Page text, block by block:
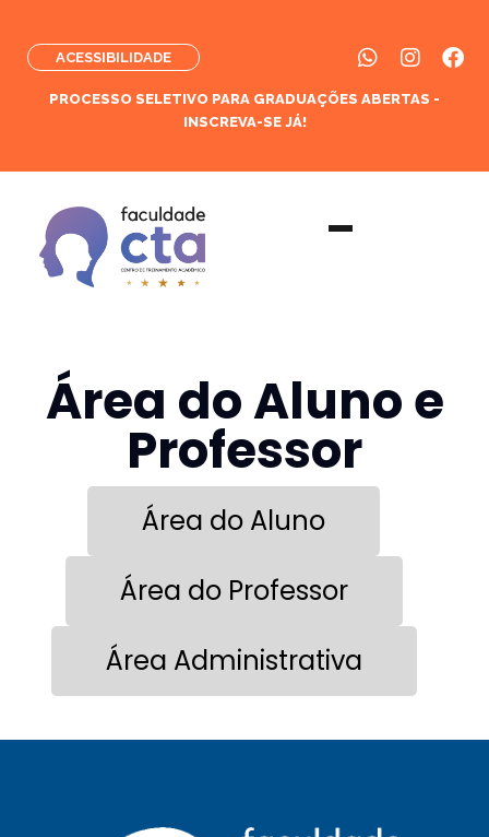
ACESSIBILIDADE
PROCESSO SELETIVO PARA GRADUAÇÕES ABERTAS -
INSCREVA-SE JÁ!
Área do Aluno e
Professor
Área do Aluno
Área do Professor
Área Administrativa